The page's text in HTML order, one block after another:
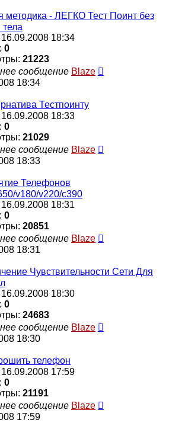
методика - ЛЕГКО Тест Поинт без
тела
18:34
0
21223
сообщение Blaze
18:34
Тестпоинту
18:33
0
21029
сообщение Blaze
18:33
Телефонов
v180/v220/c390
18:31
0
20851
сообщение Blaze
18:31
Чувствительности Сети Для
18:30
0
24683
сообщение Blaze
18:30
телефон
17:59
0
21191
сообщение Blaze
17:59